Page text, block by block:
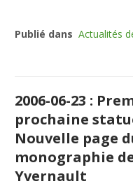
Publié dans Actualités
2006-06-23 :
prochaine
Nouvelle page
monographie
Yvernault